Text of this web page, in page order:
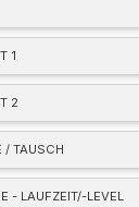
1
2
/ TAUSCH
- LAUFZEIT/-LEVEL